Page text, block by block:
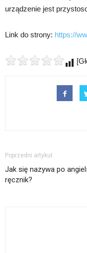
urządzenie jest
Link do strony: https://
Poprzedni artykuł
Jak się nazywa po
ręcznik?